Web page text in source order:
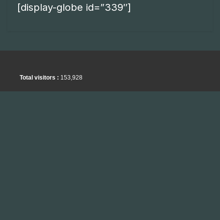
[display-globe id=”339″]
Total visitors : 153,928